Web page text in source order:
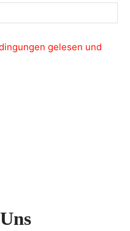
gelesen und